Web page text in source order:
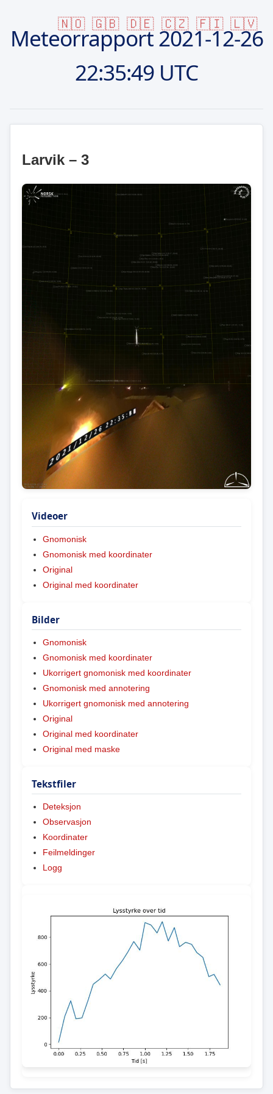
🇳🇴 🇬🇧 🇩🇪 🇨🇿 🇫🇮 🇱🇻
Meteorrapport2021-12-26
22:35:49 UTC
Larvik – 3
Videoer
Gnomonisk
Gnomonisk med koordinater
Original
Original med koordinater
Bilder
Gnomonisk
Gnomonisk med koordinater
Ukorrigert gnomonisk med koordinater
Gnomonisk med annotering
Ukorrigert gnomonisk med annotering
Original
Original med koordinater
Original med maske
Tekstfiler
Deteksjon
Observasjon
Koordinater
Feilmeldinger
Logg